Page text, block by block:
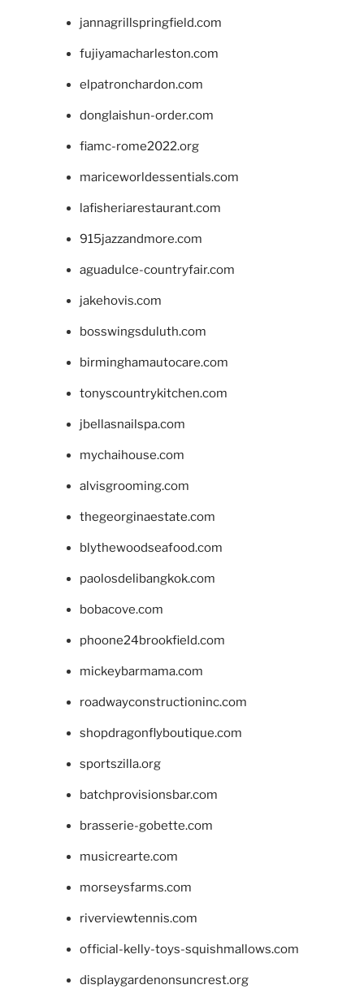
jannagrillspringfield.com
fujiyamacharleston.com
elpatronchardon.com
donglaishun-order.com
fiamc-rome2022.org
mariceworldessentials.com
lafisheriarestaurant.com
915jazzandmore.com
aguadulce-countryfair.com
jakehovis.com
bosswingsduluth.com
birminghamautocare.com
tonyscountrykitchen.com
jbellasnailspa.com
mychaihouse.com
alvisgrooming.com
thegeorginaestate.com
blythewoodseafood.com
paolosdelibangkok.com
bobacove.com
phoone24brookfield.com
mickeybarmama.com
roadwayconstructioninc.com
shopdragonflyboutique.com
sportszilla.org
batchprovisionsbar.com
brasserie-gobette.com
musicrearte.com
morseysfarms.com
riverviewtennis.com
official-kelly-toys-squishmallows.com
displaygardenonsuncrest.org